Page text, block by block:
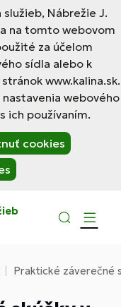
Nábrežie J.
na tomto webovom
za účelom
sídla alebo k
www.kalina.sk.
webového
ich používaním.
cookies
Praktické záverečné